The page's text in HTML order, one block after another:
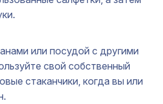
или посудой с другими
свой собственный
стаканчики, когда вы или